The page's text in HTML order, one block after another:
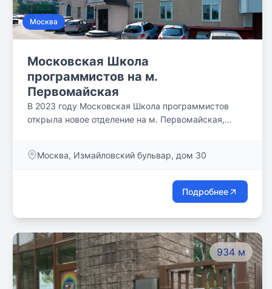
Москва
Московская Школа
программистов на м.
Первомайская
В 2023 году Московская Школа программистов
открыла новое отделение на м. Первомайская,
профессий.
Москва, Измайловский бульвар, дом 30
Подробнее
934 м